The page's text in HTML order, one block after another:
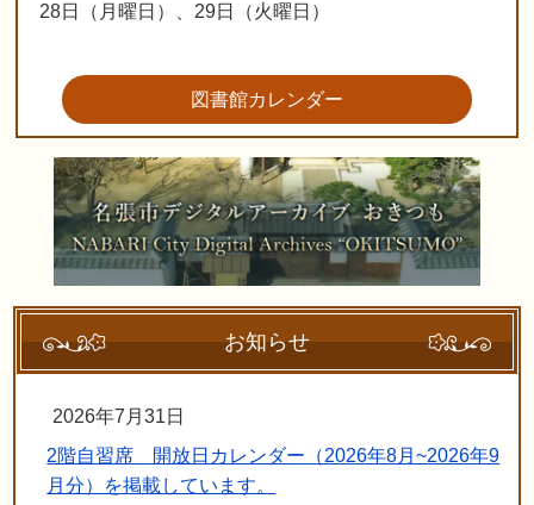
28日（月曜日）、29日（火曜日）
図書館カレンダー
お知らせ
2026年7月31日
2階自習席 開放日カレンダー（2026年8月~2026年9
月分）を掲載しています。